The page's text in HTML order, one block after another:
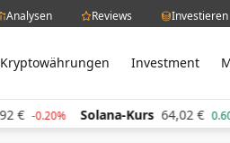
Analysen Reviews Investieren
Kryptowährungen Investment
Solana-Kurs 64,02 € 0.60% TRON-